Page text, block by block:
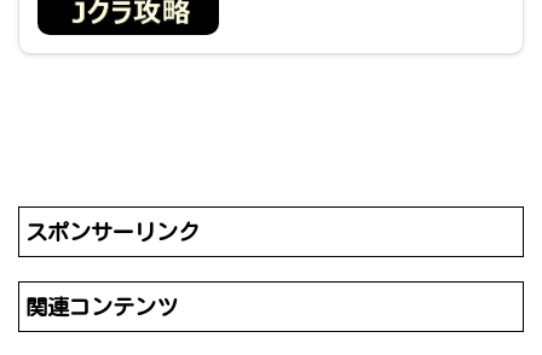
スポンサーリンク
関連コンテンツ